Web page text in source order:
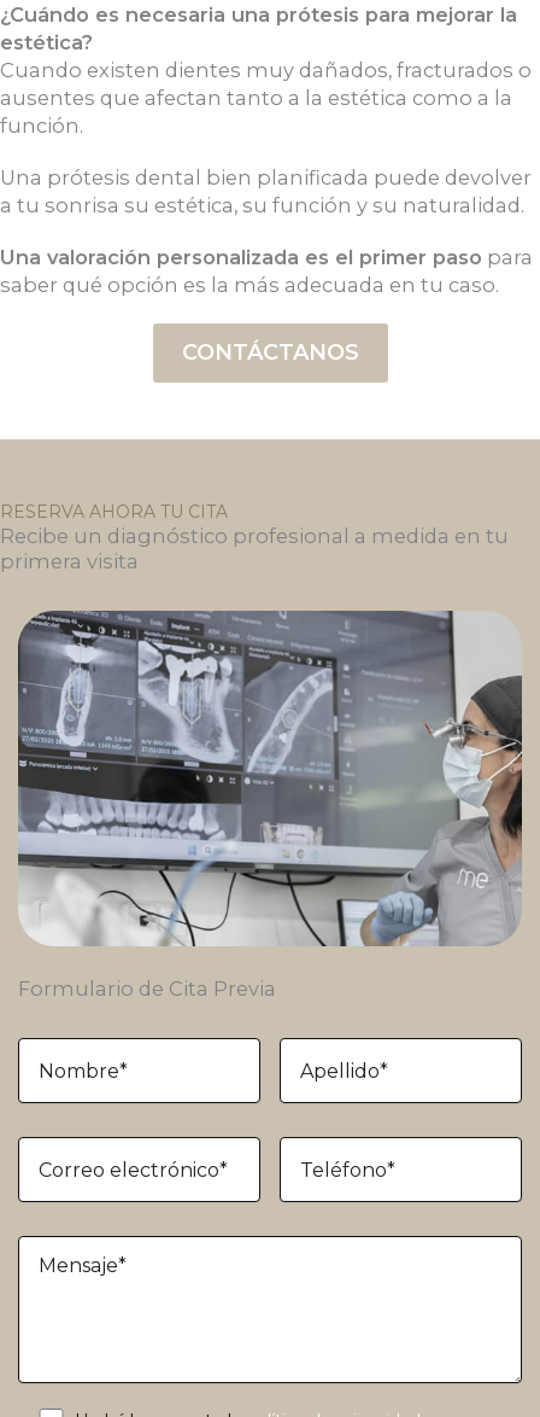
¿Cuándo es necesaria una prótesis para mejorar la
estética?
Cuando existen dientes muy dañados, fracturados o
ausentes que afectan tanto a la estética como a la
función.
Una prótesis dental bien planificada puede devolver
a tu sonrisa su estética, su función y su naturalidad.
Una valoración personalizada es el primer paso para
saber qué opción es la más adecuada en tu caso.
CONTÁCTANOS
RESERVA AHORA TU CITA
Recibe un diagnóstico profesional a medida en tu
primera visita
Formulario de Cita Previa